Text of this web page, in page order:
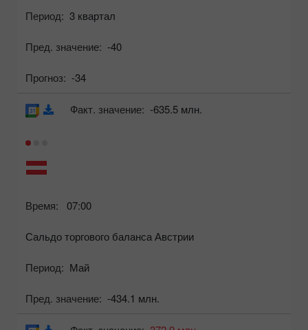
Период: 3 квартал
Пред. значение: -40
Прогноз: -34
Время: 07:00
Сальдо торгового баланса Австрии
Период: Май
Пред. значение: -434.1 млн.
Факт. значение: -635.5 млн.